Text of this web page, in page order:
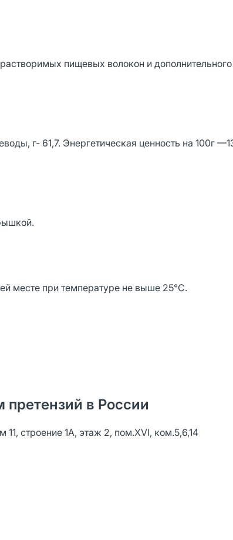
пищевых волокон и
г- 61,7. Энергетическая ценность на 100г
месте при температуре не выше 25°С.
в России
строение 1А, этаж 2, пом.XVI, ком.5,6,14